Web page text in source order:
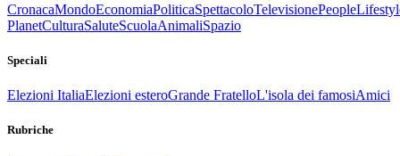
CronacaMondoEconomiaPoliticaSpettacoloTelevisionePeople
PlanetCulturaSaluteScuolaAnimaliSpazio
Speciali
Elezioni ItaliaElezioni esteroGrande FratelloL'isola dei famosiAmici
Rubriche